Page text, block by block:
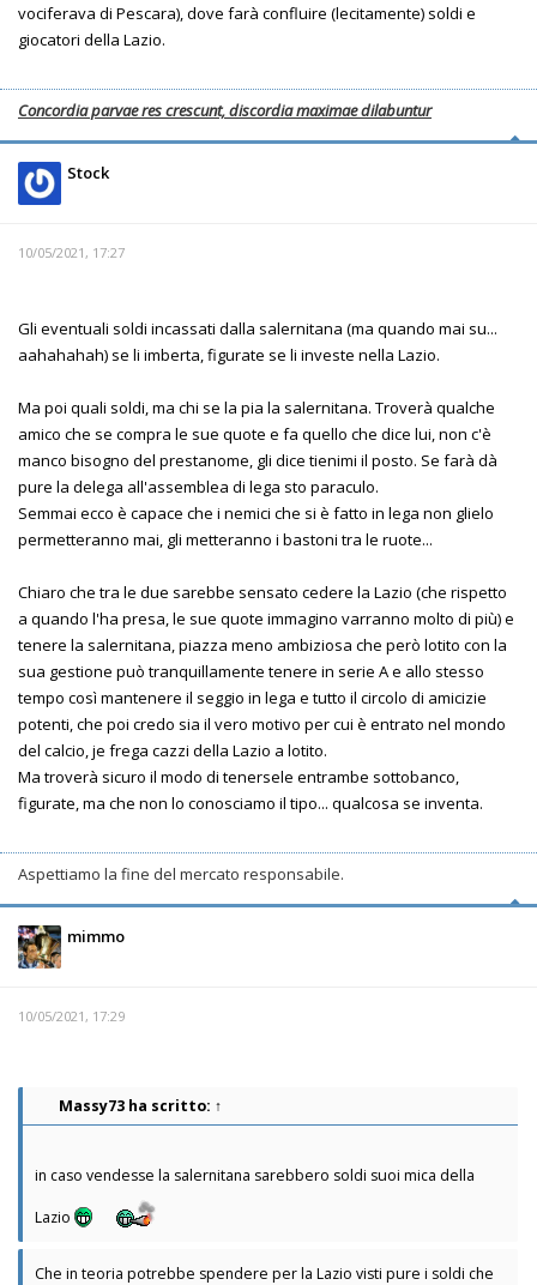
vociferava di Pescara), dove farà confluire (lecitamente) soldi e
giocatori della Lazio.
Concordia parvae res crescunt, discordia maximae dilabuntur
Stock
10/05/2021, 17:27
Gli eventuali soldi incassati dalla salernitana (ma quando mai su...
aahahahah) se li imberta, figurate se li investe nella Lazio.
Ma poi quali soldi, ma chi se la pia la salernitana. Troverà qualche
amico che se compra le sue quote e fa quello che dice lui, non c'è
manco bisogno del prestanome, gli dice tienimi il posto. Se farà dà
pure la delega all'assemblea di lega sto paraculo.
Semmai ecco è capace che i nemici che si è fatto in lega non glielo
permetteranno mai, gli metteranno i bastoni tra le ruote...
Chiaro che tra le due sarebbe sensato cedere la Lazio (che rispetto
a quando l'ha presa, le sue quote immagino varranno molto di più) e
tenere la salernitana, piazza meno ambiziosa che però lotito con la
sua gestione può tranquillamente tenere in serie A e allo stesso
tempo così mantenere il seggio in lega e tutto il circolo di amicizie
potenti, che poi credo sia il vero motivo per cui è entrato nel mondo
del calcio, je frega cazzi della Lazio a lotito.
Ma troverà sicuro il modo di tenersele entrambe sottobanco,
figurate, ma che non lo conosciamo il tipo... qualcosa se inventa.
Aspettiamo la fine del mercato responsabile.
mimmo
10/05/2021, 17:29
Massy73 ha scritto: ↑
in caso vendesse la salernitana sarebbero soldi suoi mica della
Lazio
Che in teoria potrebbe spendere per la Lazio visti pure i soldi che